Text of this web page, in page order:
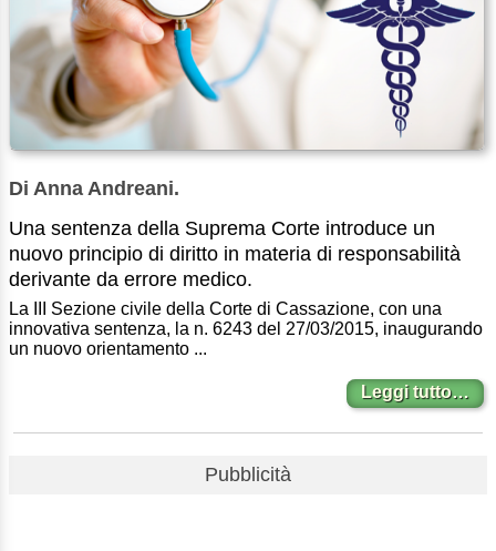
Di Anna Andreani.
Una sentenza della Suprema Corte introduce un
nuovo principio di diritto in materia di responsabilità
derivante da errore medico.
La III Sezione civile della Corte di Cassazione, con una
innovativa sentenza, la n. 6243 del 27/03/2015, inaugurando
un nuovo orientamento ...
Leggi tutto…
Pubblicità